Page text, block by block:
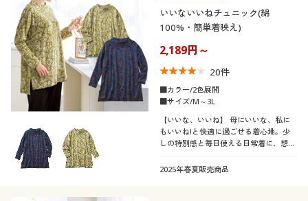
いいないいねチュニック(綿
100%・簡単着映え)
2,189円～
20件
■カラー/2色展開
■サイズ/M～3L
【いいな、いいね】 母にいいな、私に
もいいね!と快適に過ごせる着心地。少
しの特別感と毎日使える日常着に、想い
はたっぷり。大切な方へ伝えたい、感謝
と思いやりをポピーの花々に込めまし
2025年春夏販売商品